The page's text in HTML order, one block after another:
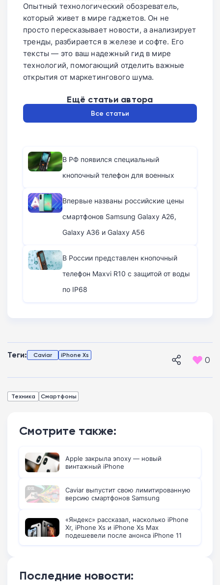
Опытный технологический обозреватель,
который живет в мире гаджетов. Он не
просто пересказывает новости, а анализирует
тренды, разбирается в железе и софте. Его
тексты — это ваш надежный гид в мире
технологий, помогающий отделить важные
открытия от маркетингового шума.
Ещё статьи автора
Все статьи
В РФ появился специальный
кнопочный телефон для военных
Впервые названы российские цены
смартфонов Samsung Galaxy A26,
Galaxy A36 и Galaxy A56
В России представлен кнопочный
телефон Maxvi R10 с защитой от воды
по IP68
Теги: Caviar iPhone Xs 0
Техника Смартфоны
Смотрите также:
Apple закрыла эпоху — новый
винтажный iPhone
Caviar выпустит свою лимитированную
версию смартфонов Samsung
«Яндекс» рассказал, насколько iPhone
Xr, iPhone Xs и iPhone Xs Max
подешевели после анонса iPhone 11
Последние новости: